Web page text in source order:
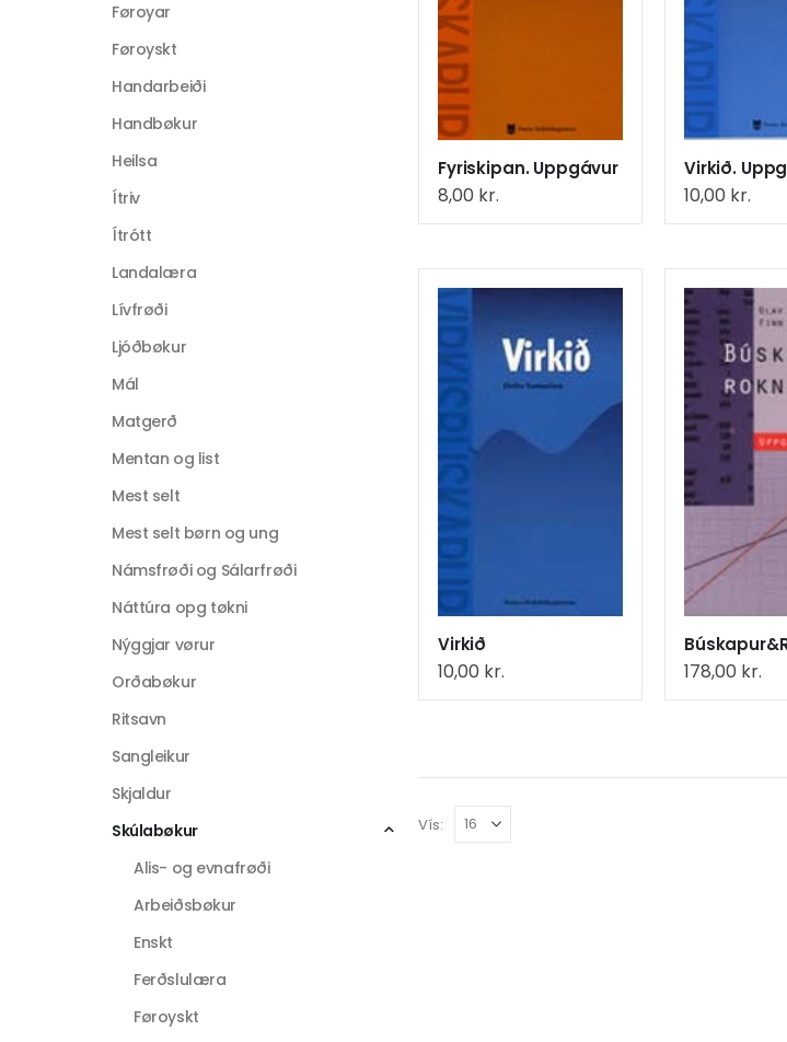
Fyriskipan. Uppgávur
8,00 kr.
Virkið.
10,00 kr.
Virkið
10,00 kr. 178,00 kr.
Vís:
Føroyar
Føroyskt
Handarbeiði
Handbøkur
Heilsa
Ítriv
Ítrótt
Landalæra
Lívfrøði
Ljóðbøkur
Mál
Matgerð
Mentan og list
Mest selt
Mest selt børn og ung
Námsfrøði og Sálarfrøði
Náttúra opg tøkni
Nýggjar vørur
Orðabøkur
Ritsavn
Sangleikur
Skjaldur
Skúlabøkur
Alis- og evnafrøði
Arbeiðsbøkur
Enskt
Ferðslulæra
Føroyskt